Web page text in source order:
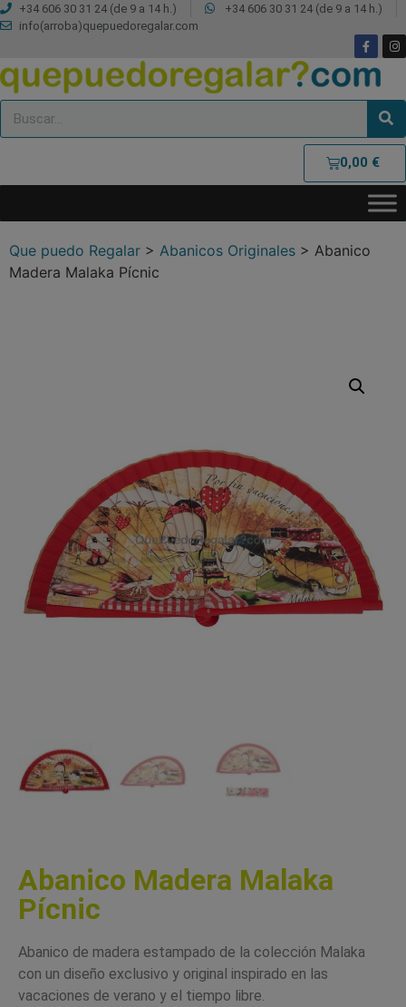
+34 606 30 31 24 (de 9 a 14 h.)
+34 606 30 31 24 (de 9 a 14 h.)
info(arroba)quepuedoregalar.com
0,00 €
Que puedo Regalar > Abanicos Originales > Abanico
Madera Malaka Pícnic
Abanico Madera Malaka
Pícnic
Abanico de madera estampado de la colección Malaka
con un diseño exclusivo y original inspirado en las
vacaciones de verano y el tiempo libre.